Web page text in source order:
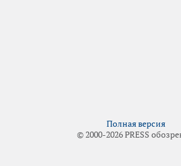
Полная версия
© 2000-2026 PRESS